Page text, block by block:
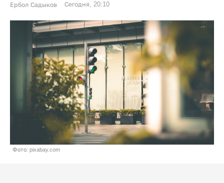
Ербол Садыков Сегодня, 20:10
Фото: pixabay.com